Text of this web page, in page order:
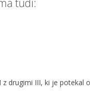
tudi:
drugimi III, ki je